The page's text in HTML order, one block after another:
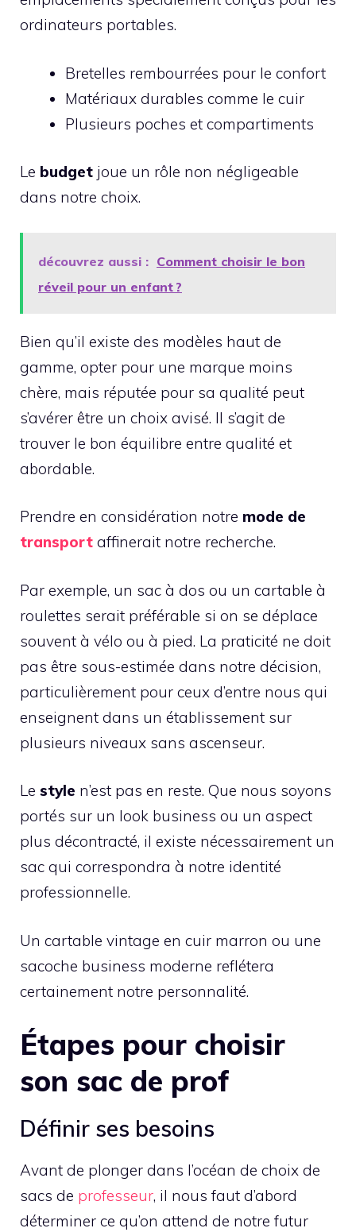
ordinateurs portables.
Bretelles rembourrées pour le confort
Matériaux durables comme le cuir
Plusieurs poches et compartiments
Le budget joue un rôle non négligeable
dans notre choix.
découvrez aussi : Comment choisir le bon
réveil pour un enfant ?
Bien qu’il existe des modèles haut de
gamme, opter pour une marque moins
chère, mais réputée pour sa qualité peut
s’avérer être un choix avisé. Il s’agit de
trouver le bon équilibre entre qualité et
abordable.
Prendre en considération notre mode de
transport affinerait notre recherche.
Par exemple, un sac à dos ou un cartable à
roulettes serait préférable si on se déplace
souvent à vélo ou à pied. La praticité ne doit
pas être sous-estimée dans notre décision,
particulièrement pour ceux d’entre nous qui
enseignent dans un établissement sur
plusieurs niveaux sans ascenseur.
Le style n’est pas en reste. Que nous soyons
portés sur un look business ou un aspect
plus décontracté, il existe nécessairement un
sac qui correspondra à notre identité
professionnelle.
Un cartable vintage en cuir marron ou une
sacoche business moderne reflétera
certainement notre personnalité.
Étapes pour choisir
son sac de prof
Définir ses besoins
Avant de plonger dans l’océan de choix de
sacs de professeur, il nous faut d’abord
déterminer ce qu’on attend de notre futur